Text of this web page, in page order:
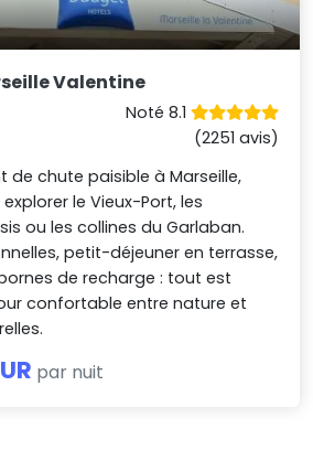
Valentine
Noté 8.1
(2251 avis)
de chute paisible à Marseille,
le Vieux-Port, les
ou les collines du Garlaban.
petit-déjeuner en terrasse,
de recharge : tout est
confortable entre nature et
par nuit